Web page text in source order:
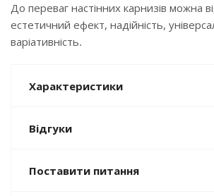
До переваг настінних карнизів можна
естетичний ефект, надійність,
варіативність.
Характеристики
Відгуки
Поставити питання